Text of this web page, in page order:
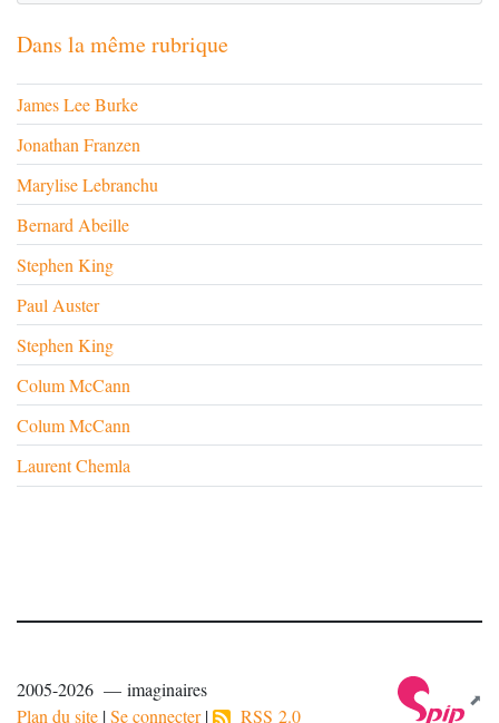
Dans la même rubrique
James Lee Burke
Jonathan Franzen
Marylise Lebranchu
Bernard Abeille
Stephen King
Paul Auster
Stephen King
Colum McCann
Colum McCann
Laurent Chemla
2005-2026 — imaginaires
Plan du site |Se connecter| RSS 2.0